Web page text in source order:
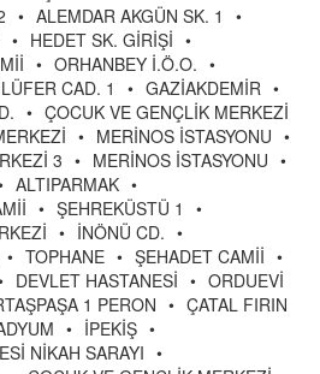
• ALEMDAR AKGÜN SK. 1
•
• HEDET SK. GİRİŞİ •
• ORHANBEY İ.Ö.O. •
CAD. 1 • GAZİAKDEMİR •
• ÇOCUK VE GENÇLİK MERKEZİ
• MERİNOS İSTASYONU •
3 • MERİNOS İSTASYONU •
ALTIPARMAK •
• ŞEHREKÜSTÜ 1
•
• İNÖNÜ CD. •
• TOPHANE • ŞEHADET CAMİİ •
DEVLET HASTANESİ • ORDUEVİ
1 PERON • ÇATAL FIRIN
• İPEKİŞ •
NİKAH SARAYI •